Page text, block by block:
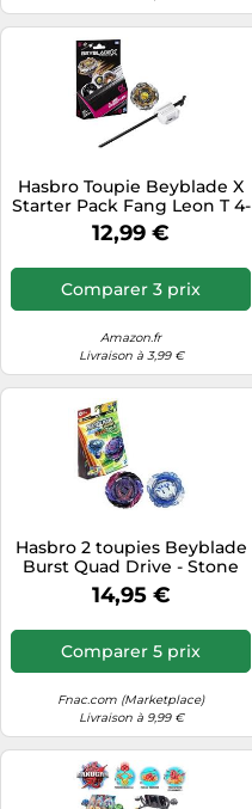
Hasbro Toupie Beyblade X
Starter Pack Fang Leon T 4-
60U CX Type équilibre
Compétition Dès 8 Ans
12,99 €
Comparer 3 prix
Amazon.fr
Livraison à 3,99 €
Hasbro 2 toupies Beyblade
Burst Quad Drive - Stone
Baldero B7 VS Roar
Balkesh B7
14,95 €
Comparer 5 prix
Fnac.com (Marketplace)
Livraison à 9,99 €